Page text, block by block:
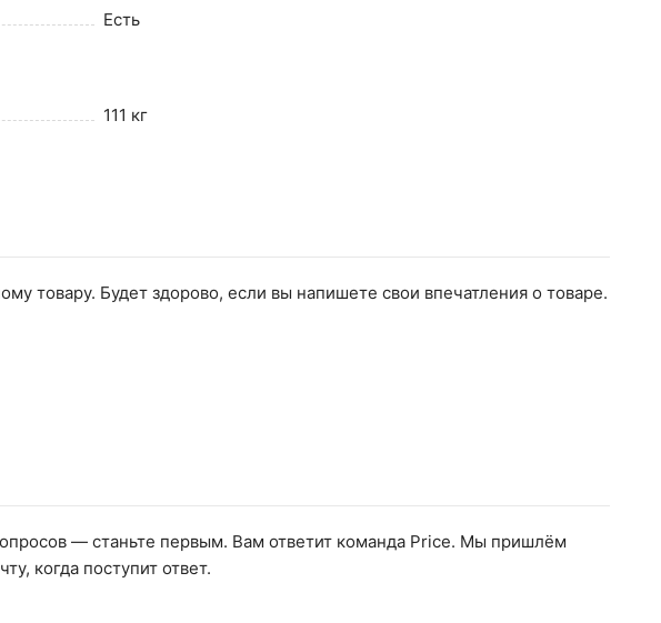
Есть
111 кг
товару. Будет здорово, если вы напишете свои впечатления о товаре.
— станьте первым. Вам ответит команда Price. Мы пришлём
когда поступит ответ.